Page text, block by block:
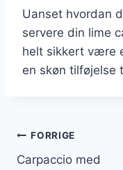
Uanset hvordan
servere din lime
helt sikkert være
en skøn tilføjelse
FORRIGE
Carpaccio med